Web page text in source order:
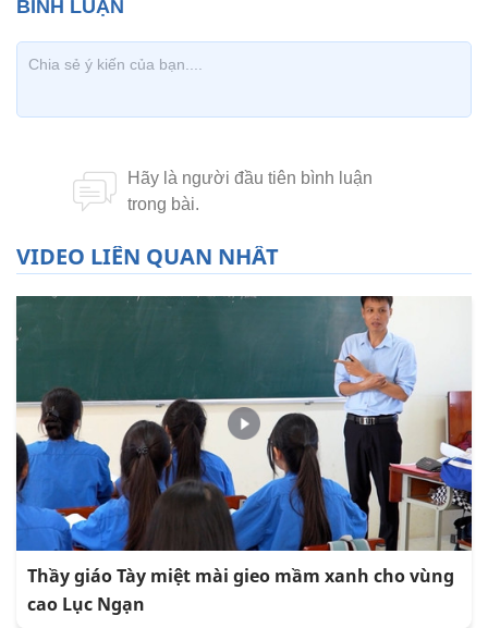
VIDEO LIÊN QUAN NHẤT
Thầy giáo Tày miệt mài gieo mầm xanh cho vùng
cao Lục Ngạn